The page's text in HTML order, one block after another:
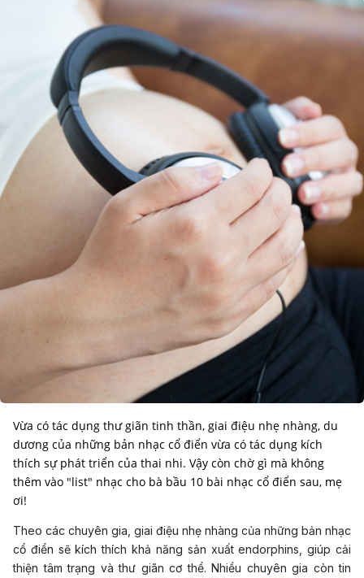
Vừa có tác dụng thư giãn tinh thần, giai điệu nhẹ nhàng, du
dương của những bản nhạc cổ điển vừa có tác dụng kích
thích sự phát triển của thai nhi. Vậy còn chờ gì mà không
thêm vào "list" nhạc cho bà bầu 10 bài nhạc cổ điển sau, mẹ
ơi!
Theo các chuyên gia, giai điệu nhẹ nhàng của những bản nhạc
cổ điển sẽ kích thích khả năng sản xuất endorphins, giúp cải
thiện tâm trạng và thư giãn cơ thể. Nhiều chuyên gia còn tin